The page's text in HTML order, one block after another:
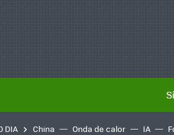
DIA China Onda de calor IA